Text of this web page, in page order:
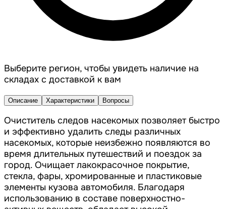
Выберите регион, чтобы увидеть наличие на
складах с доставкой к вам
Описание Характеристики Вопросы
Очиститель следов насекомых позволяет быстро
и эффективно удалить следы различных
насекомых, которые неизбежно появляются во
время длительных путешествий и поездок за
город. Очищает лакокрасочное покрытие,
стекла, фары, хромированные и пластиковые
элементы кузова автомобиля. Благодаря
использованию в составе поверхностно-